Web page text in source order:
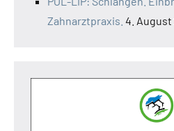
Zahnarztpraxis. 4. August